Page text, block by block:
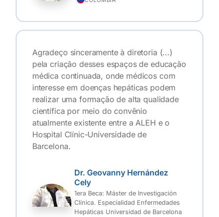
Agradeço sinceramente à diretoria (...)
pela criação desses espaços de educação
médica continuada, onde médicos com
interesse em doenças hepáticas podem
realizar uma formação de alta qualidade
científica por meio do convênio
atualmente existente entre a ALEH e o
Hospital Clínic-Universidade de
Barcelona.
Dr. Geovanny Hernández
Cely
1era Beca: Máster de Investigación
Clínica. Especialidad Enfermedades
Hepáticas Universidad de Barcelona